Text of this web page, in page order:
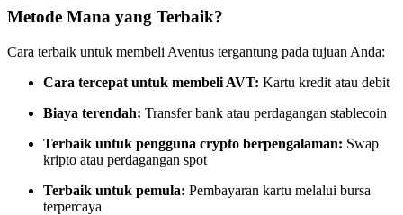
Bergabunglah dengan pedagang top
Menjadi Pedagang Salinan
Metode Mana yang Terbaik?
Cara terbaik untuk membeli Aventus tergantung pada tujuan Anda:
Cara tercepat untuk membeli AVT: Kartu kredit atau debit
Biaya terendah: Transfer bank atau perdagangan stablecoin
Terbaik untuk pengguna crypto berpengalaman: Swap
kripto atau perdagangan spot
Terbaik untuk pemula: Pembayaran kartu melalui bursa
terpercaya